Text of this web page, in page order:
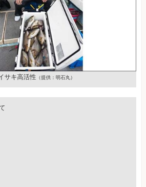
サキ高活性 （提供：明石丸）